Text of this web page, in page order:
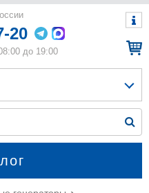
20
до 19:00